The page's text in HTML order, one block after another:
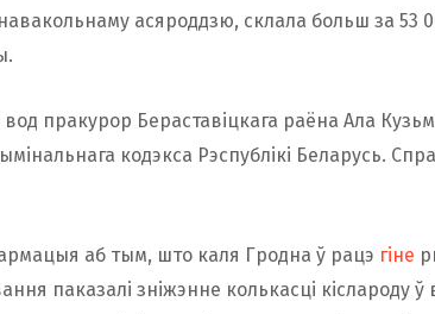
асяроддзю, склала больш за 53
пракурор Бераставіцкага раёна Ала
кодэкса Рэспублікі Беларусь.
аб тым, што каля Гродна ў рацэ гіне
паказалі зніжэнне колькасці кіслароду